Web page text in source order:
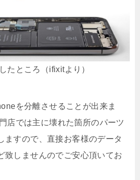
たところ（ifixitより）
を分離させることが出来ま
店では主に壊れた箇所のパーツ
ますので、直接お客様のデータ
致しませんのでご安心頂いてお